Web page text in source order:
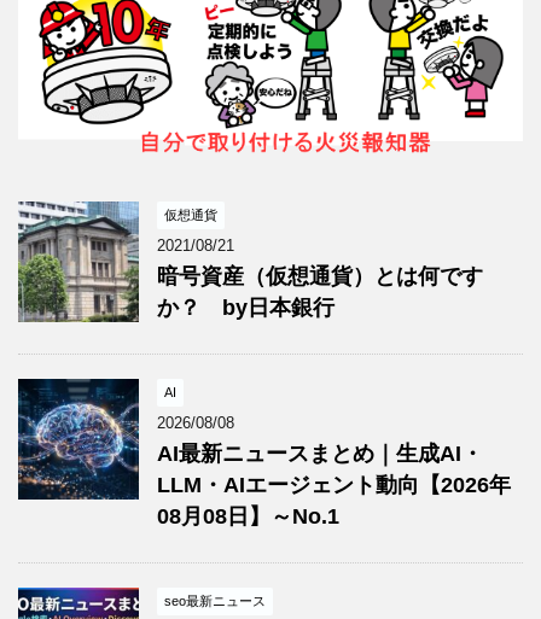
仮想通貨
2021/08/21
暗号資産（仮想通貨）とは何です
か？ by日本銀行
AI
2026/08/08
AI最新ニュースまとめ｜生成AI・
LLM・AIエージェント動向【2026年
08月08日】～No.1
seo最新ニュース